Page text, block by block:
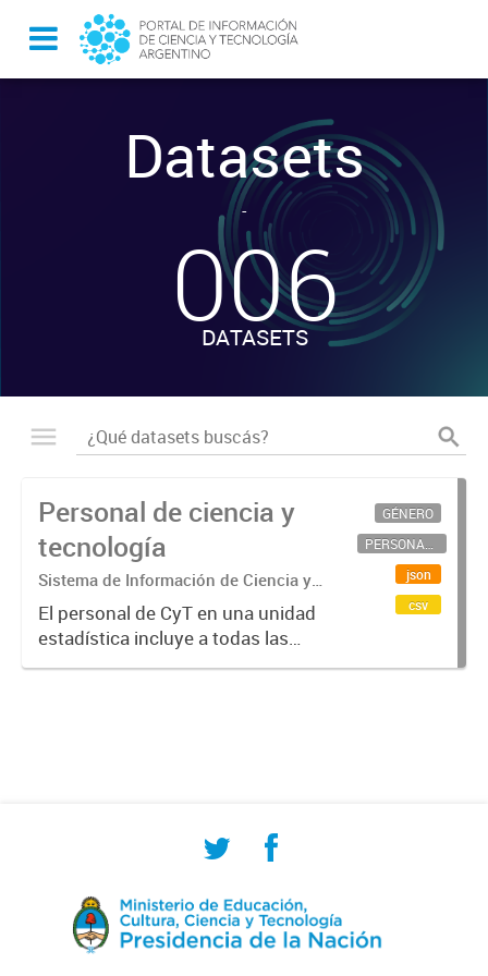
Datasets
-
006
DATASETS
Personal de ciencia y
tecnología
Sistema de Información de Ciencia y
Tecnología Argentino (SICYTAR)
El personal de CyT en una unidad
estadística incluye a todas las
personas involucradas
GÉNERO
PERSONAL CIENTÍFICO-TECNOLÓGICO
json
csv